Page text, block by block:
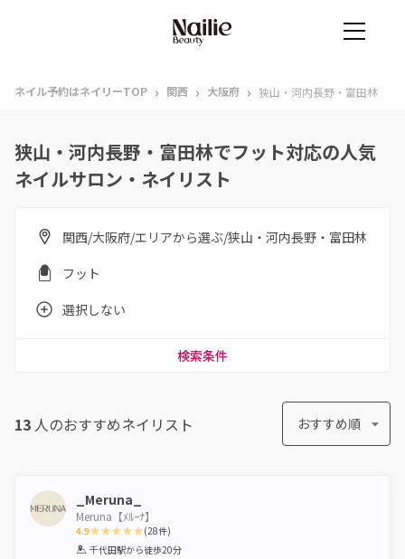
ネイル予約はネイリーTOP › 関西 › 大阪府 › 狭山・河内長野・富田林
狭山・河内長野・富田林でフット対応の人気
ネイルサロン・ネイリスト
関西/大阪府/エリアから選ぶ/狭山・河内長野・富田林
フット
選択しない
検索条件
13 人のおすすめネイリスト おすすめ順
_Meruna_
Meruna【ﾒﾙｰﾅ】
4.9
1 2 3 4 5
(28件)
千代田駅から徒歩20分